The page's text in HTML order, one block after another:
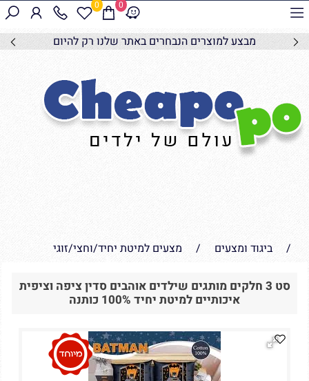
מבצע למוצרים הנבחרים באתר שלנו רק להיום
0 0
/ ביגוד ומצעים / מצעים למיטת יחיד/וחצי/זוגי
סט 3 חלקים מותגים שילדים אוהבים סדין ציפה וציפית
איכותיים למיטת יחיד 100% כותנה